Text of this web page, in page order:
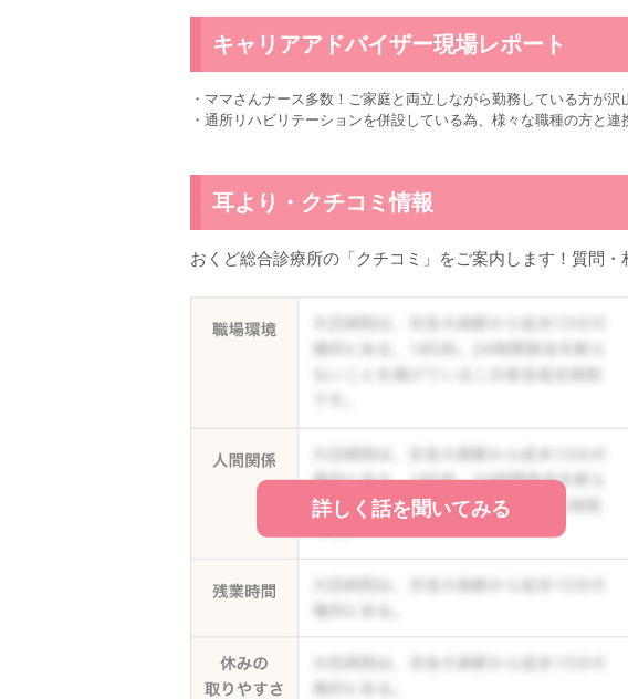
キャリアアドバイザー現場レポート
・ママさんナース多数！ご家庭と両立しながら勤務している方が沢
・通所リハビリテーションを併設している為、様々な職種の方と連
耳より・クチコミ情報
おくど総合診療所の「クチコミ」をご案内します！質問
詳しく話を聞いてみる